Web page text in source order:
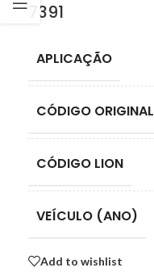
7391
APLICAÇÃO
CÓDIGO ORIGINAL
CÓDIGO LION
VEÍCULO (ANO)
Add to wishlist